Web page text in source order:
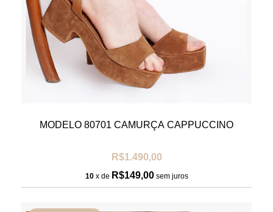
MODELO 80701 CAMURÇA CAPPUCCINO
R$1.490,00
10 x de R$149,00 sem juros